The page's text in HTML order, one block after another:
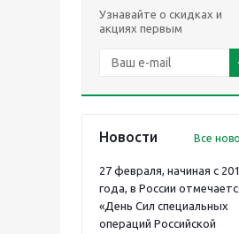
Узнавайте о скидках и
акциях первым
Новости Все
27 февраля, начиная с
года, в России
«День Сил специальных
операций Российской